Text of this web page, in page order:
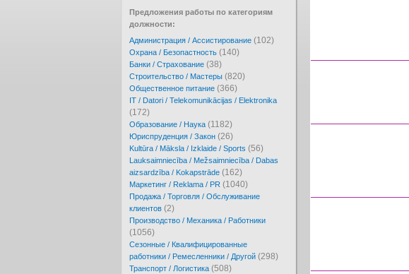
Предложения работы по категориям
должности:
Администрация / Ассистирование (102)
Охрана / Безопастность (140)
Банки / Страхование (38)
Cтроительство / Мастеры (820)
Oбщественное питание (366)
IT / Datori / Telekomunikācijas / Elektronika
(172)
Образование / Наука (1182)
Юриспруденция / Закон (26)
Kultūra / Māksla / Izklaide / Sports (56)
Lauksaimniecība / Mežsaimniecība / Dabas
aizsardzība / Kokapstrāde (162)
Маркетинг / Reklama / PR (1040)
Продажа / Торговля / Обслуживание
клиентов (2)
Производство / Механика / Работники
(1056)
Сезонные / Квалифицированные
работники / Ремесленники / Другой (298)
Транспорт / Логистика (508)